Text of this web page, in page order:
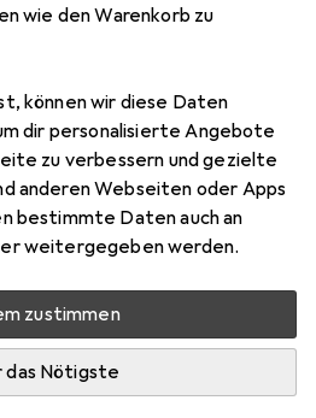
wie den Warenkorb zu
können wir diese Daten
dir personalisierte Angebote
zu verbessern und gezielte
anderen Webseiten oder Apps
bestimmte Daten auch an
weitergegeben werden.
zustimmen
das Nötigste
Mobiltelefon
4G
0
einem Jahr wieder hinüber
des Akkus ist das